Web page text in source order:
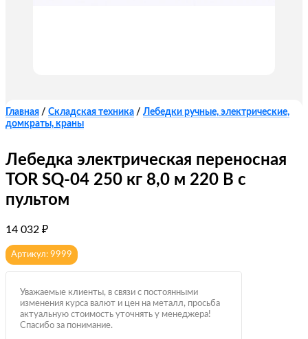
Главная / Складская техника / Лебедки ручные, электрические,
домкраты, краны
Лебедка электрическая переносная
TOR SQ-04 250 кг 8,0 м 220 В с
пультом
14 032 ₽
Артикул: 9999
Уважаемые клиенты, в связи с постоянными
изменения курса валют и цен на металл, просьба
актуальную стоимость уточнять у менеджера!
Спасибо за понимание.